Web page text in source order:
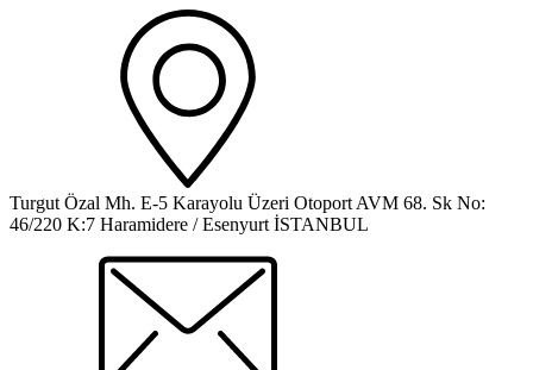
Turgut Özal Mh. E-5 Karayolu Üzeri Otoport AVM 68. Sk No:
46/220 K:7 Haramidere / Esenyurt İSTANBUL